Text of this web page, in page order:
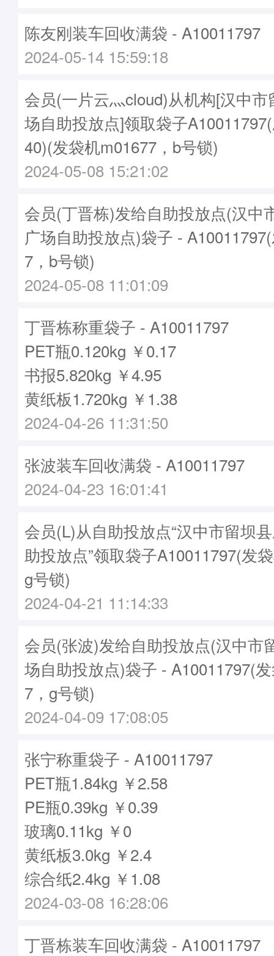
陈友刚装车回收满袋 - A10011797
2024-05-14 15:59:18
会员(一片云灬cloud)从机构[汉中
场自助投放点]领取袋子
40)(发袋机m01677，b号锁)
2024-05-08 15:21:02
会员(丁晋栋)发给自助投放点(汉中
广场自助投放点)袋子 -
7，b号锁)
2024-05-08 11:01:09
丁晋栋称重袋子 - A10011797
PET瓶0.120kg ￥0.17
书报5.820kg ￥4.95
黄纸板1.720kg ￥1.38
2024-04-26 11:31:50
张波装车回收满袋 - A10011797
2024-04-23 16:01:41
会员(L)从自助投放点“汉中市留坝
助投放点”领取袋子A10011797(发
g号锁)
2024-04-21 11:14:33
会员(张波)发给自助投放点(汉中市
场自助投放点)袋子 - A10011797(
7，g号锁)
2024-04-09 17:08:05
张宁称重袋子 - A10011797
PET瓶1.84kg ￥2.58
PE瓶0.39kg ￥0.39
玻璃0.11kg ￥0
黄纸板3.0kg ￥2.4
综合纸2.4kg ￥1.08
2024-03-08 16:28:06
丁晋栋装车回收满袋 - A10011797